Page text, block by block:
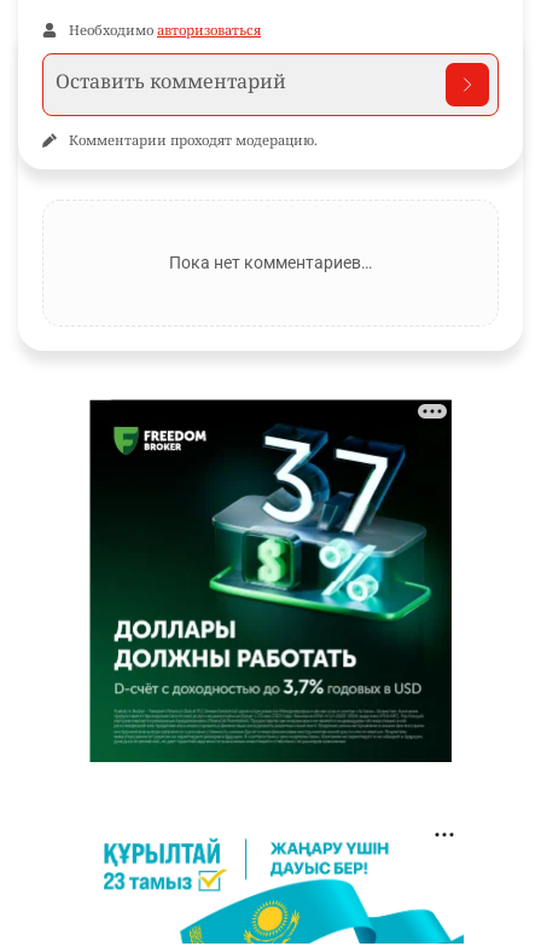
Необходимо авторизоваться
Комментарии проходят модерацию.
Пока нет комментариев…